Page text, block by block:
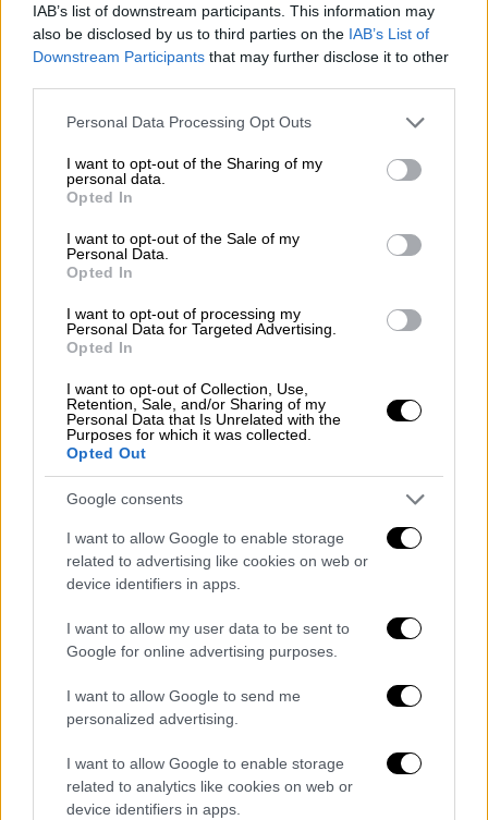
IAB’s list of downstream participants. This information may
also be disclosed by us to third parties on the IAB’s List of
Downstream Participants that may further disclose it to other
Please note that this website/app uses one or more Google
not limited to your visit or usage behaviour. You may click to
grant or deny consent to Google and its third-party tags to
use your data for below specified purposes in below Google
consent section.
Personal Data Processing Opt Outs
I want to opt-out of the Sharing of my
personal data.
Opted In
I want to opt-out of the Sale of my
Personal Data.
Opted In
I want to opt-out of processing my
Personal Data for Targeted Advertising.
Opted In
I want to opt-out of Collection, Use,
Retention, Sale, and/or Sharing of my
Personal Data that Is Unrelated with the
Purposes for which it was collected.
Opted Out
Google consents
I want to allow Google to enable storage
related to advertising like cookies on web or
device identifiers in apps.
I want to allow my user data to be sent to
Google for online advertising purposes.
I want to allow Google to send me
personalized advertising.
I want to allow Google to enable storage
related to analytics like cookies on web or
device identifiers in apps.
Ελλάδα|28.05.2025 13:38
Η μεγάλη «κίτρινη πομπή» έφτασε στο
Ελευθέριος Βενιζέλος - Διαμαρτύρονται
για τις συνθήκες του αθέμιτου
ανταγωνισμού
Η Τροχαία και η Αττική Οδός έχουν προβεί
σε κυκλοφοριακές ρυθμίσεις
Πολιτικό Παρασκήνιο|27.05.2025 13:10
Κυρανάκης
Ο Θύμιος Λυμπερόπουλος έχει βάλει στο